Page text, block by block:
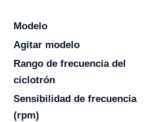
Modelo
Agitar modelo
Rango de frecuencia del
ciclotrón
Sensibilidad de frecuencia
(rpm)